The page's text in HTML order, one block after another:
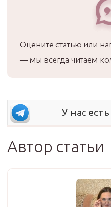
Оцените статью или
— мы всегда читаем
У нас есть
Автор статьи